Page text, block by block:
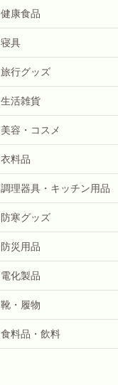
健康食品
寝具
旅行グッズ
生活雑貨
美容・コスメ
衣料品
調理器具・キッチン用品
防寒グッズ
防災用品
電化製品
靴・履物
食料品・飲料